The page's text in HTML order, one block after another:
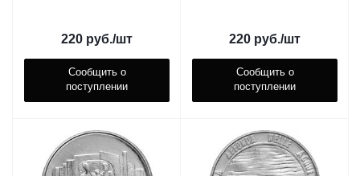
220 руб./шт
Сообщить о
поступлении
220 руб./шт
Сообщить о
поступлении